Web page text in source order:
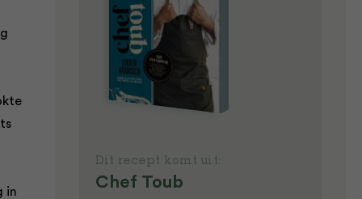
in
Dit recept komt uit:
Chef Toub